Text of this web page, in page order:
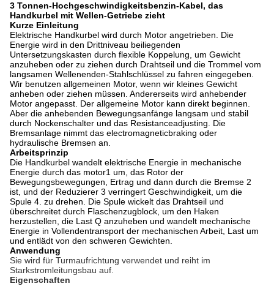
3 Tonnen-Hochgeschwindigkeitsbenzin-Kabel, das
Handkurbel mit Wellen-Getriebe zieht
Kurze Einleitung
Elektrische Handkurbel wird durch Motor angetrieben. Die
Energie wird in den Drittniveau beiliegenden
Untersetzungskasten durch flexible Koppelung, um Gewicht
anzuheben oder zu ziehen durch Drahtseil und die Trommel vom
langsamen Wellenenden-Stahlschlüssel zu fahren eingegeben.
Wir benutzen allgemeinen Motor, wenn wir kleines Gewicht
anheben oder ziehen müssen. Andererseits wird anhebender
Motor angepasst. Der allgemeine Motor kann direkt beginnen.
Aber die anhebenden Bewegungsanfänge langsam und stabil
durch Nockenschalter und das Resistanceadjusting. Die
Bremsanlage nimmt das electromagneticbraking oder
hydraulische Bremsen an.
Arbeitsprinzip
Die Handkurbel wandelt elektrische Energie in mechanische
Energie durch das motor1 um, das Rotor der
Bewegungsbewegungen, Ertrag und dann durch die Bremse 2
ist, und der Reduzierer 3 verringert Geschwindigkeit, um die
Spule 4. zu drehen. Die Spule wickelt das Drahtseil und
überschreitet durch Flaschenzugblock, um den Haken
herzustellen, die Last Q anzuheben und wandelt mechanische
Energie in Vollendentransport der mechanischen Arbeit, Last um
und entlädt von den schweren Gewichten.
Anwendung
Sie wird für Turmaufrichtung verwendet und reiht im
Starkstromleitungsbau auf.
Eigenschaften